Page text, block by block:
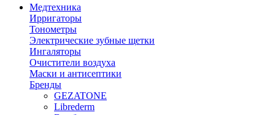
Медтехника
Ирригаторы
Тонометры
Электрические зубные щетки
Ингаляторы
Очистители воздуха
Маски и антисептики
Бренды
GEZATONE
Librederm